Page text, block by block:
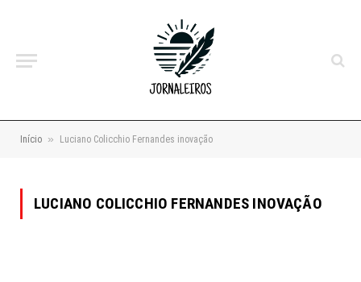
Início » Luciano Colicchio Fernandes inovação
LUCIANO COLICCHIO FERNANDES INOVAÇÃO